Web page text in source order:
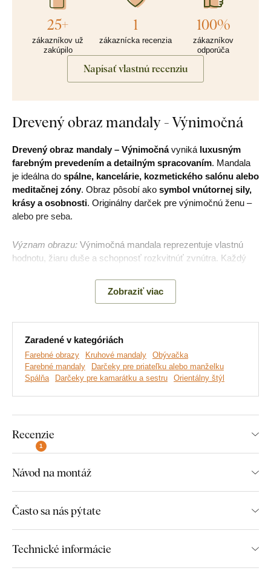
25+
zákazníkov už
zakúpilo
1
zákaznícka recenzia
100%
zákazníkov
odporúča
Napísať vlastnú recenziu
Drevený obraz mandaly - Výnimočná
Drevený obraz mandaly – Výnimočnávyniká luxusným
farebným prevedením a detailným spracovaním. Mandala
je ideálna do spálne, kancelárie, kozmetického salónu alebo
meditačnej zóny. Obraz pôsobí ako symbol vnútornej sily,
krásy a osobnosti. Originálny darček pre výnimočnú ženu –
alebo pre seba.
Význam obrazu: Výnimočná mandala reprezentuje vlastnú
hodnotu, žiaru duše a schopnosť rozkvitnúť zvnútra. Každý
Vyrábame prémiové obrazy DUBLEZ vytlačené na
technológieanajkvalitnejšie farby na trhu
. Motív vytlačíme
ktorý ešte viac zvýrazní motív.
Objavte výhody drevených, tlačených
Zobraziť viac
Zaradené v kategóriách
Farebné obrazy Kruhové mandaly
Obývačka
Farebné mandaly
Darčeky pre priateľku alebo manželku
Spálňa
Darčeky pre kamarátku a sestru Orientálny štýl
Recenzie
1
Návod na montáž
Často sa nás pýtate
Technické informácie